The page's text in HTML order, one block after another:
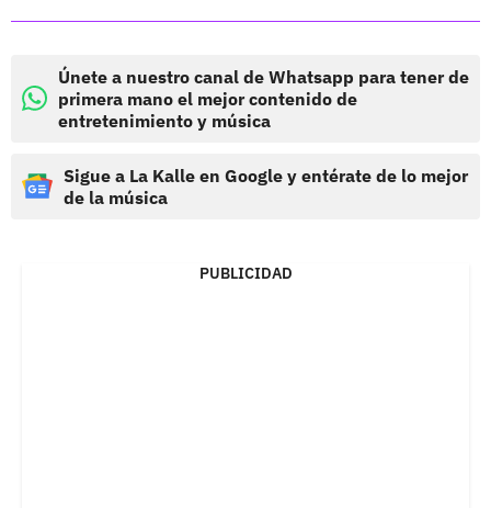
Únete a nuestro canal de Whatsapp para tener de
primera mano el mejor contenido de
entretenimiento y música
Sigue a La Kalle en Google y entérate de lo mejor
de la música
PUBLICIDAD